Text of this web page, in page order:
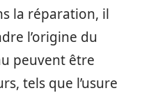
la réparation, il
l’origine du
peuvent être
tels que l’usure